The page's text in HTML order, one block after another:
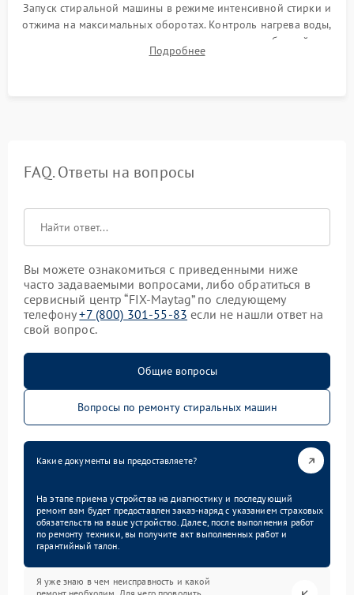
Запуск стиральной машины в режиме интенсивной стирки и
отжима на максимальных оборотах. Контроль нагрева воды,
корректности слива, отсутствия излишних вибраций,
посторонних стуков и протечек под корпусом.
Подробнее
FAQ. Ответы на вопросы
Вы можете ознакомиться с приведенными ниже
часто задаваемыми вопросами, либо обратиться в
сервисный центр “FIX-Maytag” по следующему
телефону+7 (800) 301-55-83 если не нашли ответ на
свой вопрос.
Общие вопросы
Вопросы по ремонту стиральных машин
Какие документы вы предоставляете?
На этапе приема устройства на диагностику и последующий
ремонт вам будет предоставлен заказ-наряд с указанием страховых
обязательств на ваше устройство. Далее, после выполнения работ
по ремонту техники, вы получите акт выполненных работ и
гарантийный талон.
Я уже знаю в чем неисправность и какой